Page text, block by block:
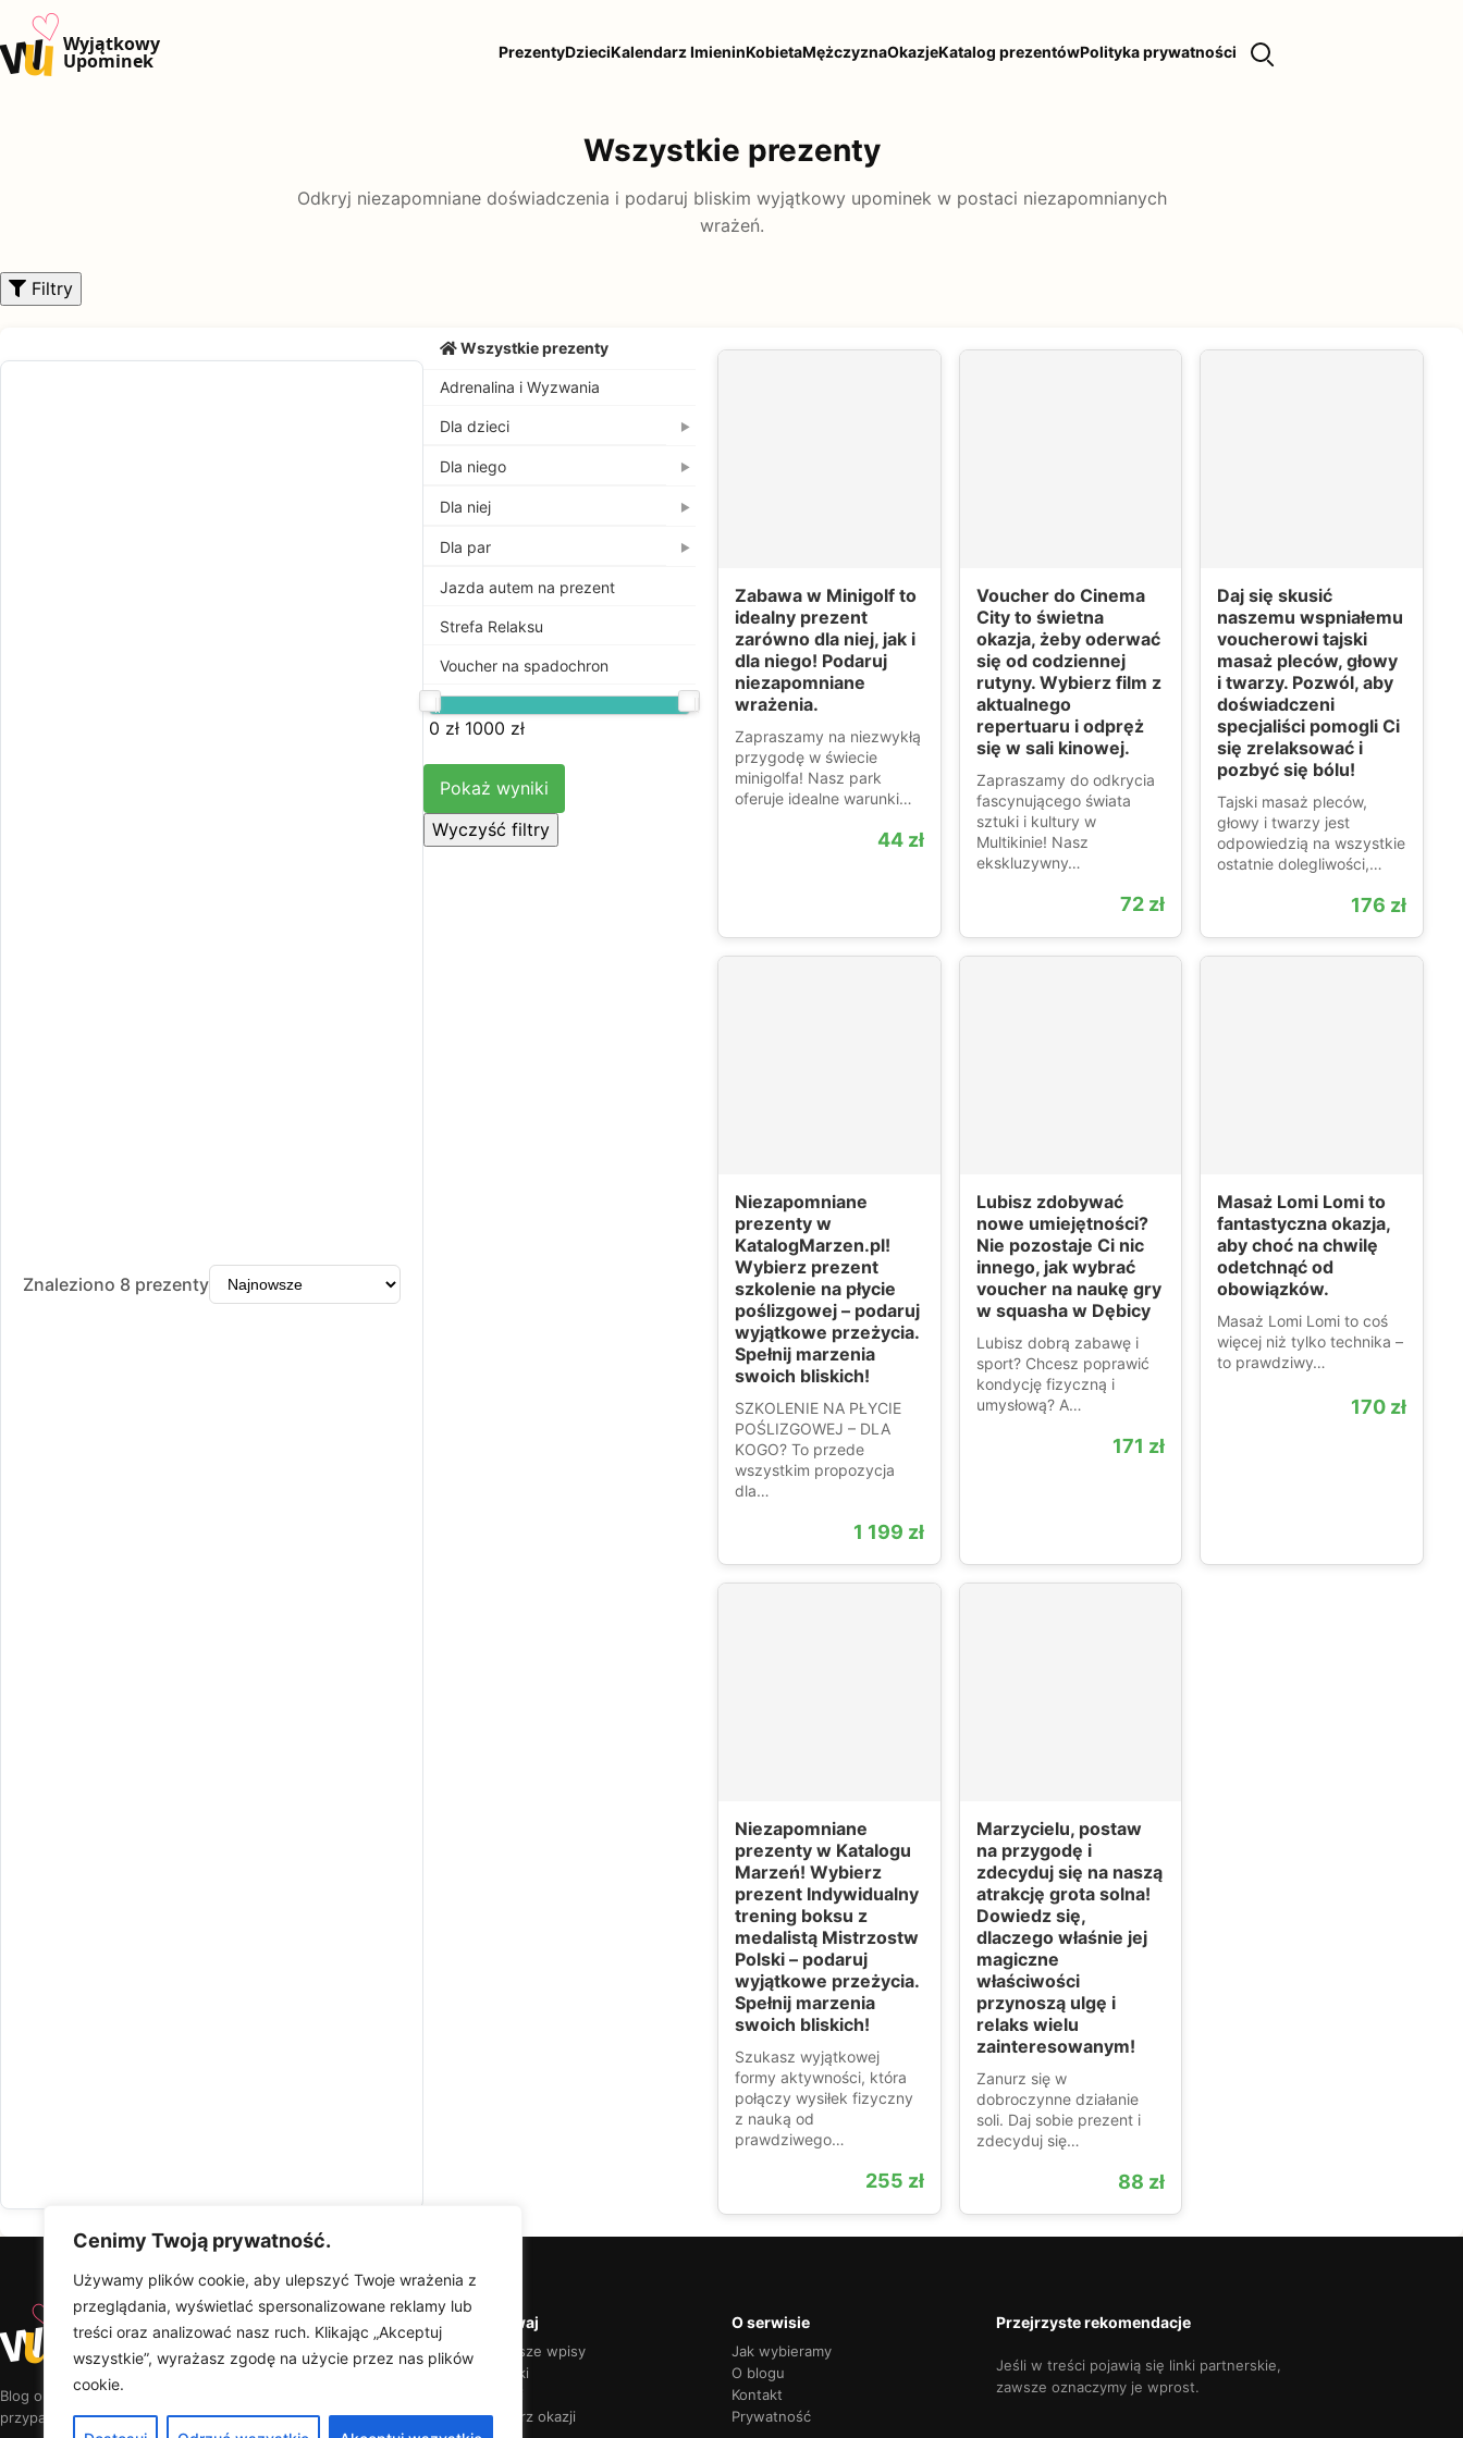
Cenimy Twoją prywatność.
Używamy plików cookie, aby ulepszyć Twoje wrażenia z
przeglądania, wyświetlać spersonalizowane reklamy lub
treści oraz analizować nasz ruch. Klikając „Akceptuj
wszystkie”, wyrażasz zgodę na użycie przez nas plików
cookie.
u♡Wyjątkowy
Upominek PrezentyDzieciKalendarz ImieninKobietaMężczyznaOkazjeKatalog prezentówPolityka prywatności
Wszystkie prezenty
Odkryj niezapomniane doświadczenia i podaruj bliskim wyjątkowy upominek w postaci niezapomnianych
wrażeń.
Filtry
Wszystkie prezenty
Adrenalina i Wyzwania
Dla dzieci ▶
Dla niego ▶
Dla niej ▶
Dla par ▶
Jazda autem na prezent
Strefa Relaksu
Voucher na spadochron
0 zł 1000 zł
Pokaż wyniki
Wyczyść filtry
Zabawa w Minigolf to
idealny prezent
zarówno dla niej, jak i
dla niego! Podaruj
niezapomniane
wrażenia.
Zapraszamy na niezwykłą
przygodę w świecie
minigolfa! Nasz park
oferuje idealne warunki…
44 zł
Voucher do Cinema
City to świetna
okazja, żeby oderwać
się od codziennej
rutyny. Wybierz film z
aktualnego
repertuaru i odpręż
się w sali kinowej.
Zapraszamy do odkrycia
fascynującego świata
sztuki i kultury w
Multikinie! Nasz
ekskluzywny…
72 zł
Daj się skusić
naszemu wspniałemu
voucherowi tajski
masaż pleców, głowy
i twarzy. Pozwól, aby
doświadczeni
specjaliści pomogli Ci
się zrelaksować i
pozbyć się bólu!
Tajski masaż pleców,
głowy i twarzy jest
odpowiedzią na wszystkie
ostatnie dolegliwości,…
176 zł
Niezapomniane
prezenty w
KatalogMarzen.pl!
Wybierz prezent
szkolenie na płycie
poślizgowej – podaruj
wyjątkowe przeżycia.
Spełnij marzenia
swoich bliskich!
SZKOLENIE NA PŁYCIE
POŚLIZGOWEJ – DLA
KOGO? To przede
wszystkim propozycja
dla…
1 199 zł
Lubisz zdobywać
nowe umiejętności?
Nie pozostaje Ci nic
innego, jak wybrać
voucher na naukę gry
w squasha w Dębicy
Lubisz dobrą zabawę i
sport? Chcesz poprawić
kondycję fizyczną i
umysłową? A…
171 zł
Masaż Lomi Lomi to
fantastyczna okazja,
aby choć na chwilę
odetchnąć od
obowiązków.
Masaż Lomi Lomi to coś
więcej niż tylko technika –
to prawdziwy…
170 zł
Niezapomniane
prezenty w Katalogu
Marzeń! Wybierz
prezent Indywidualny
trening boksu z
medalistą Mistrzostw
Polski – podaruj
wyjątkowe przeżycia.
Spełnij marzenia
swoich bliskich!
Szukasz wyjątkowej
formy aktywności, która
połączy wysiłek fizyczny
z nauką od
prawdziwego…
255 zł
Marzycielu, postaw
na przygodę i
zdecyduj się na naszą
atrakcję grota solna!
Dowiedz się,
dlaczego właśnie jej
magiczne
właściwości
przynoszą ulgę i
relaks wielu
zainteresowanym!
Zanurz się w
dobroczynne działanie
soli. Daj sobie prezent i
zdecyduj się…
88 zł
Znaleziono 8 prezenty
u
♡ Wyjątkowy
Upominek
Blog o prezentach, w których liczy się myśl — nie
przypadkowy produkt.
Odkrywaj
Najnowsze wpisy
Poradniki
Kalendarz okazji
O serwisie
Jak wybieramy
O blogu
Kontakt
Prywatność
Przejrzyste rekomendacje
Jeśli w treści pojawią się linki partnerskie,
zawsze oznaczymy je wprost.